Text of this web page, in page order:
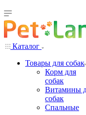
Каталог
Товары для собак
Корм для
собак
Витамины
собак
Спальные